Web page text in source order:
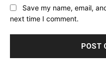
Save my name, email,
next time I comment.